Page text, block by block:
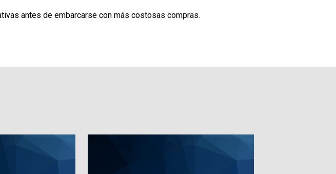
antes de embarcarse con más costosas compras.